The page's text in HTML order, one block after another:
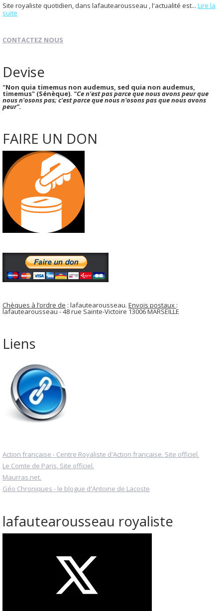
Site royaliste quotidien, dans lafautearousseau , l'actualité est... Lire la
suite
CONTACTEZ NOUS
Devise
"Non quia timemus non audemus, sed quia non audemus,
timemus" (Sénèque). "Ce n'est pas parce que nous avons peur que
nous n'osons pas; c'est parce que nous n'osons pas que nous avons
peur".
FAIRE UN DON
Chèques à l’ordre de : lafautearousseau. Envois postaux :
lafautearousseau - 48 rue Sainte-Victoire 13006 MARSEILLE
Liens
Action française - Centre Royaliste d'Action française. Site officiel.
Le Comte de Paris. Site officiel.
Maurras.net.
Géo Chroniques - le blogue d'Antoine de Lacoste
lafautearousseau royaliste